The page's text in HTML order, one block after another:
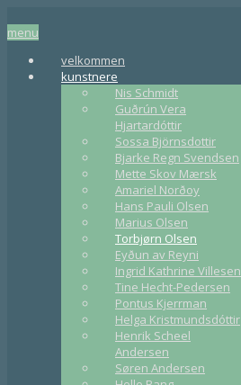
menu
velkommen
kunstnere
Nis Schmidt
Guðrún Vera
Hjartardóttir
Sossa Björnsdottir
Bjarke Regn Svendsen
Mette Skov Mærsk
Amariel Norðoy
Hans Pauli Olsen
Marius Olsen
Torbjørn Olsen
Eyðun av Reyni
Ingrid Kathrine Villesen
Tine Hecht-Pedersen
Pontus Kjerrman
Helga Kristmundsdóttir
Henrik Scheel
Andersen
Søren Andersen